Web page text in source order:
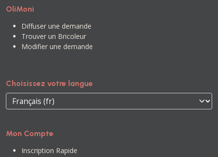
OliMoni
Diffuser une demande
Trouver un Bricoleur
Modifier une demande
Choisissez votre langue
Mon Compte
Inscription Rapide